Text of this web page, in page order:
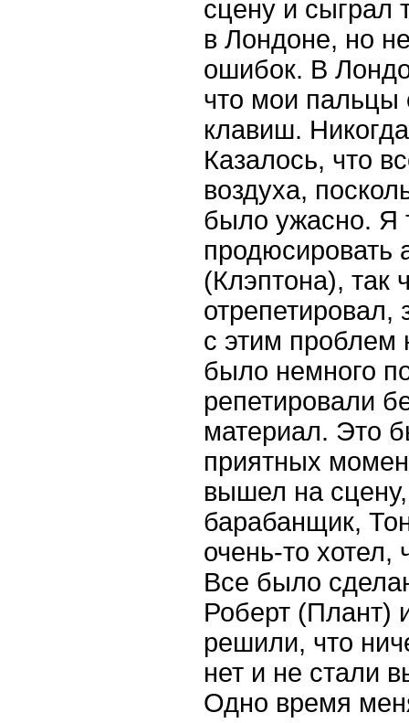
сцену и сыграл
в Лондоне, но
ошибок. В
что мои пальцы
клавиш.
Казалось, что
воздуха,
было ужасно. Я
продюсировать
(Клэптона), так
отрепетировал,
с этим
было немного
репетировали
материал. Это
приятных
вышел на
барабанщик,
очень-то хотел,
Все было
Роберт
решили, что
нет и не стали
Одно время